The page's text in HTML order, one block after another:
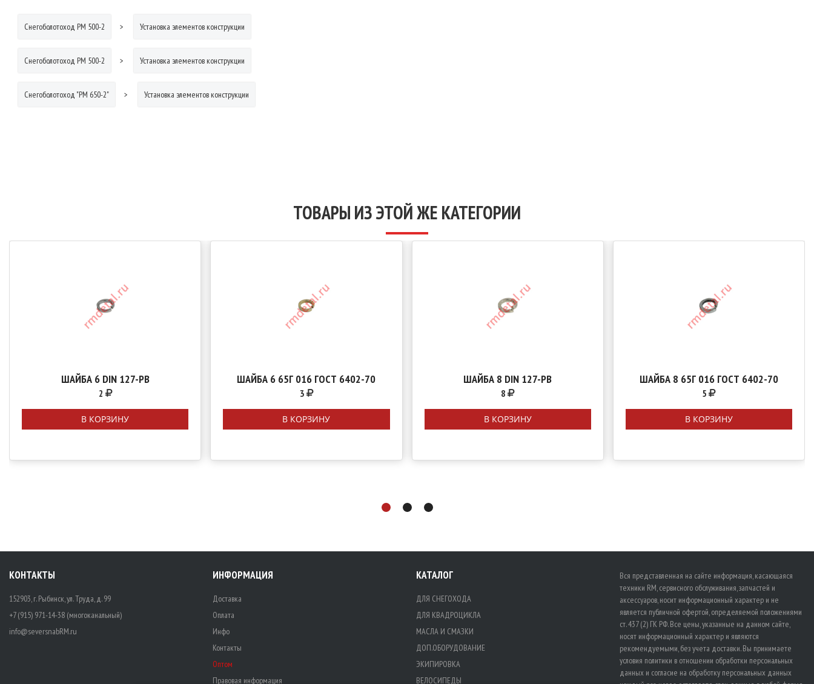
Снегоболотоход РМ 500-2 Установка элементов конструкции
Снегоболотоход РМ 500-2 Установка элементов конструкции
Снегоболотоход "РМ 650-2" Установка элементов конструкции
ТОВАРЫ ИЗ ЭТОЙ ЖЕ КАТЕГОРИИ
ШАЙБА 6 DIN 127-РВ
2
В КОРЗИНУ
ШАЙБА 6 65Г 016 ГОСТ 6402-70
3
В КОРЗИНУ
ШАЙБА 8 DIN 127-PB
8
В КОРЗИНУ
ШАЙБА 8 65Г 016 ГОСТ 6402-70
5
В КОРЗИНУ
КОНТАКТЫ
152903, г. Рыбинск, ул. Труда, д. 99
+7 (915) 971-14-38 (многоканальный)
info@seversnabRM.ru
ИНФОРМАЦИЯ
Доставка
Оплата
Инфо
Контакты
Оптом
Правовая информация
КАТАЛОГ
ДЛЯ СНЕГОХОДА
ДЛЯ КВАДРОЦИКЛА
МАСЛА И СМАЗКИ
ДОП.ОБОРУДОВАНИЕ
ЭКИПИРОВКА
ВЕЛОСИПЕДЫ
Вся представленная на сайте информация, касающаяся
техники RM, сервисного обслуживания, запчастей и
аксессуаров, носит информационный характер и не
является публичной офертой, определяемой положениями
ст. 437 (2) ГК РФ. Все цены, указанные на данном сайте,
носят информационный характер и являются
рекомендуемыми, без учета доставки. Вы принимаете
условия политики в отношении обработки персональных
данных и согласие на обработку персональных данных